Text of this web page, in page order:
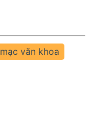
mạc văn khoa